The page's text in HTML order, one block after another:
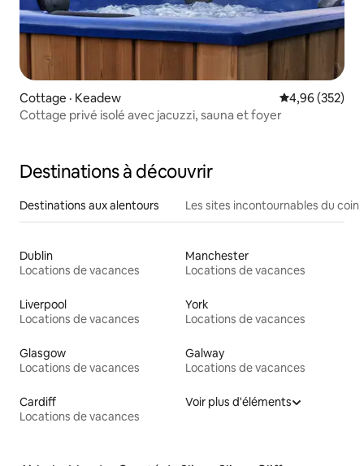
Cottage · Keadew Note
4,96 (352)
Cottage privé isolé avec jacuzzi, sauna et foyer
Destinations à découvrir
Destinations aux alentours Les sites incontournables du coin
Dublin
Locations de vacances
Manchester
Locations de vacances
Liverpool
Locations de vacances
York
Locations de vacances
Glasgow
Locations de vacances
Galway
Locations de vacances
Cardiff
Locations de vacances
Voir plus d'éléments